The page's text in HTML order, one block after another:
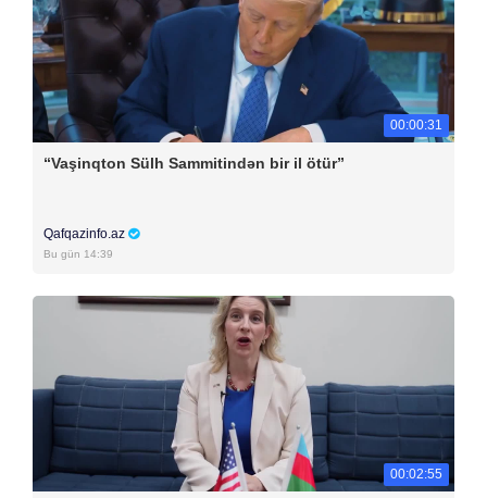
00:00:31
“Vaşinqton Sülh Sammitindən bir il ötür”
Qafqazinfo.az
Bu gün 14:39
00:02:55